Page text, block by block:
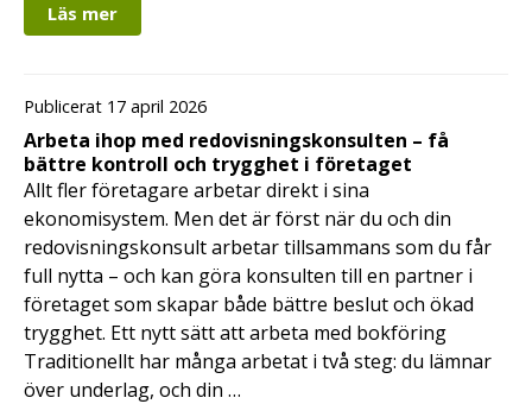
Läs mer
Publicerat 17 april 2026
Arbeta ihop med redovisningskonsulten – få
bättre kontroll och trygghet i företaget
Allt fler företagare arbetar direkt i sina
ekonomisystem. Men det är först när du och din
redovisningskonsult arbetar tillsammans som du får
full nytta – och kan göra konsulten till en partner i
företaget som skapar både bättre beslut och ökad
trygghet. Ett nytt sätt att arbeta med bokföring
Traditionellt har många arbetat i två steg: du lämnar
över underlag, och din …